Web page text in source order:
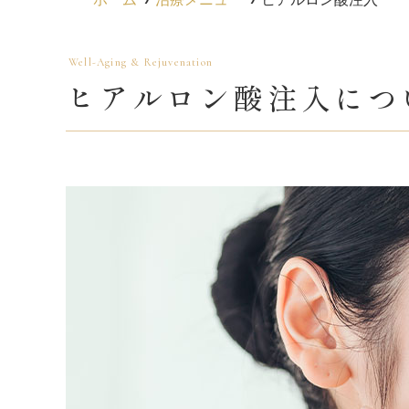
ヒアルロン酸注入に